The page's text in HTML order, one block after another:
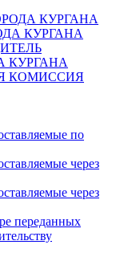
КУРГАНА
КУРГАНА
КУРГАНА
КОМИССИЯ
по
через
через
переданных